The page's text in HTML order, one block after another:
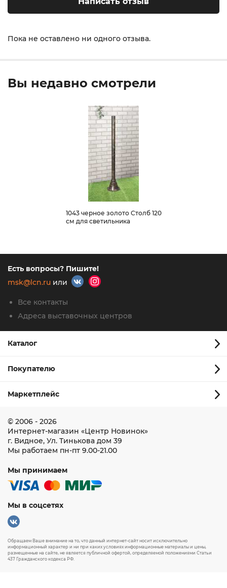
Пока не оставлено ни одного отзыва.
Вы недавно смотрели
1043 черное золото Столб 120
см для светильника
Есть вопросы? Пишите!
msk@lcn.ru или
Все контакты
Адреса выставочных центров
Каталог
Покупателю
Маркетплейс
© 2006 - 2026
Интернет-магазин «Центр Новинок»
г. Видное, Ул. Тинькова дом 39
Мы работаем пн-пт 9.00-21.00
Мы принимаем
Мы в соцсетях
Обращаем Ваше внимание на то, что данный интернет-сайт носит исключительно
информационный характер и ни при каких условиях информационные материалы и цены,
размещенные на сайте, не является публичной офертой, определяемой положениями Статьи
437 Гражданского кодекса РФ.